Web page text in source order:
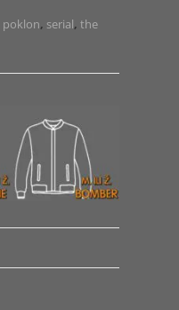
poklon, serial,the